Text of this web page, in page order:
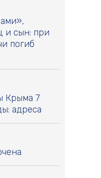
и сын: при
погиб
Крыма 7
адреса